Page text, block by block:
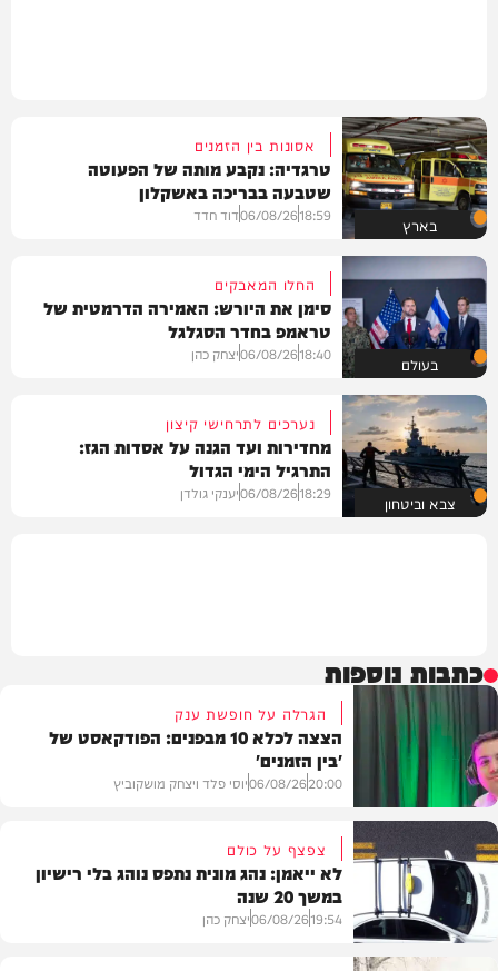
בארץ
אסונות בין הזמנים
טרגדיה: נקבע מותה של הפעוטה
שטבעה בבריכה באשקלון
18:59
06/08/26דוד חדד
בעולם
החלו המאבקים
סימן את היורש: האמירה הדרמטית של
טראמפ בחדר הסגלגל
18:40
06/08/26יצחק כהן
צבא וביטחון
נערכים לתרחישי קיצון
מחדירות ועד הגנה על אסדות הגז:
התרגיל הימי הגדול
18:29
06/08/26יענקי גולדן
כתבות נוספות
VOD
הגרלה על חופשת ענק
הצצה לכלא 10 מבפנים: הפודקאסט של
'בין הזמנים'
20:00
06/08/26יוסי פלד ויצחק מושקוביץ
צפצף על כולם
לא ייאמן: נהג מונית נתפס נוהג בלי רישיון
במשך 20 שנה
19:54
06/08/26יצחק כהן